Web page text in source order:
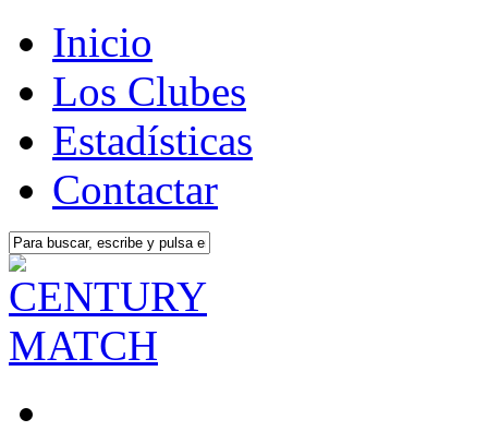
Inicio
Los Clubes
Estadísticas
Contactar